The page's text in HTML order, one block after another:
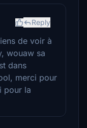
Reply
de voir à
wouaw sa
dans
merci pour
pour la